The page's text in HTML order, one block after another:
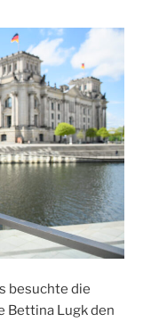
besuchte die
Bettina Lugk den